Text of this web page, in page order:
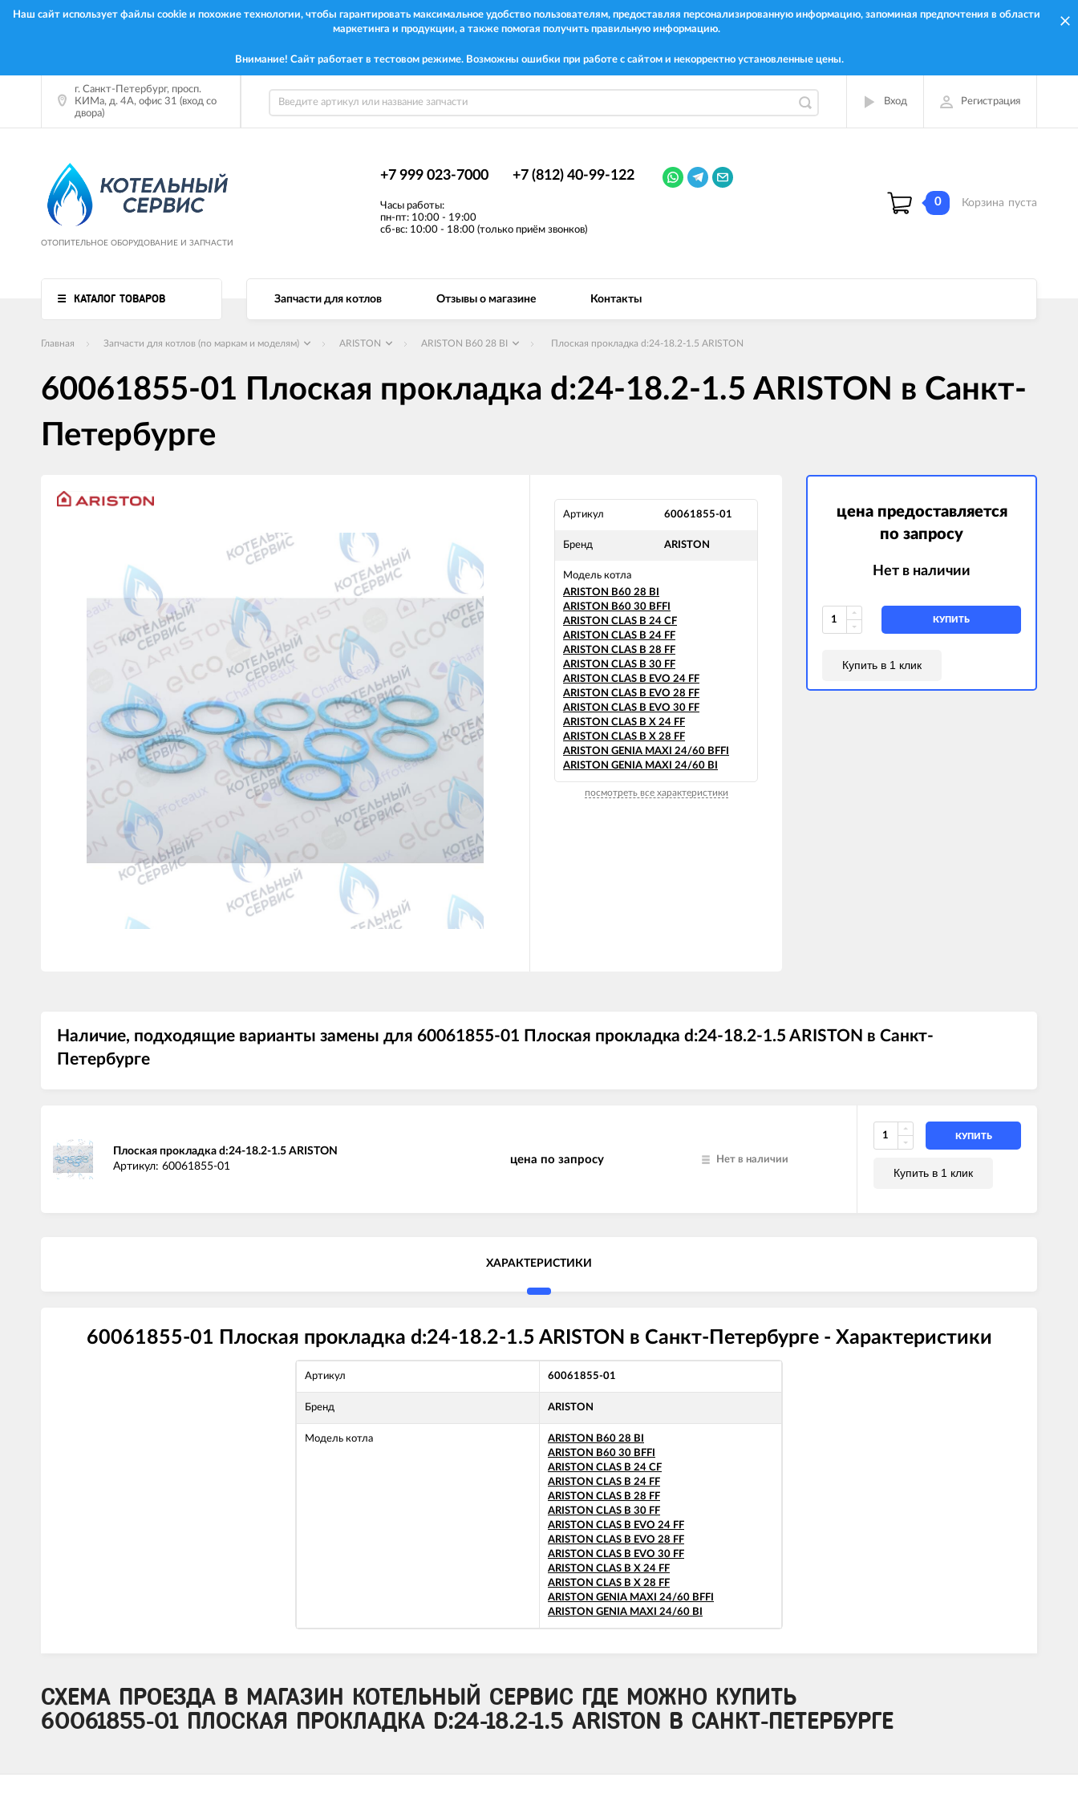
Наш сайт использует файлы cookie и похожие технологии, чтобы гарантировать максимальное удобство пользователям, предоставляя персонализированную информацию, запоминая предпочтения в области
маркетинга и продукции, а также помогая получить правильную информацию.
Внимание! Сайт работает в тестовом режиме. Возможны ошибки при работе с сайтом и некорректно установленные цены.
г. Санкт-Петербург, просп.
КИМа, д. 4А, офис 31 (вход со
двора)
Вход Регистрация
ОТОПИТЕЛЬНОЕ ОБОРУДОВАНИЕ И ЗАПЧАСТИ
+7 999 023-7000 +7 (812) 40-99-122
Часы работы:
пн-пт: 10:00 - 19:00
сб-вс: 10:00 - 18:00 (только приём звонков)
0 Корзина пуста
КАТАЛОГ ТОВАРОВ Запчасти для котлов Отзывы о магазине Контакты
Главная Запчасти для котлов (по маркам и моделям) ARISTON ARISTON B60 28 BI Плоская прокладка d:24-18.2-1.5 ARISTON
60061855-01 Плоская прокладка d:24-18.2-1.5 ARISTON в Санкт-
Петербурге
товаров
Артикул 60061855-01
Бренд ARISTON
Модель котла
ARISTON B60 28 BI
ARISTON B60 30 BFFI
ARISTON CLAS B 24 CF
ARISTON CLAS B 24 FF
ARISTON CLAS B 28 FF
ARISTON CLAS B 30 FF
ARISTON CLAS B EVO 24 FF
ARISTON CLAS B EVO 28 FF
ARISTON CLAS B EVO 30 FF
ARISTON CLAS B X 24 FF
ARISTON CLAS B X 28 FF
ARISTON GENIA MAXI 24/60 BFFI
ARISTON GENIA MAXI 24/60 BI
посмотреть все характеристики
цена предоставляется
по запросу
Нет в наличии
КУПИТЬ
Купить в 1 клик
Наличие, подходящие варианты замены для 60061855-01 Плоская прокладка d:24-18.2-1.5 ARISTON в Санкт-
Петербурге
Плоская прокладка d:24-18.2-1.5 ARISTON
Артикул: 60061855-01
цена по запросу Нет в наличии
КУПИТЬ
Купить в 1 клик
ХАРАКТЕРИСТИКИ
60061855-01 Плоская прокладка d:24-18.2-1.5 ARISTON в Санкт-Петербурге - Характеристики
Артикул 60061855-01
Бренд ARISTON
Модель котла
ARISTON B60 28 BI
ARISTON B60 30 BFFI
ARISTON CLAS B 24 CF
ARISTON CLAS B 24 FF
ARISTON CLAS B 28 FF
ARISTON CLAS B 30 FF
ARISTON CLAS B EVO 24 FF
ARISTON CLAS B EVO 28 FF
ARISTON CLAS B EVO 30 FF
ARISTON CLAS B X 24 FF
ARISTON CLAS B X 28 FF
ARISTON GENIA MAXI 24/60 BFFI
ARISTON GENIA MAXI 24/60 BI
СХЕМА ПРОЕЗДА В МАГАЗИН КОТЕЛЬНЫЙ СЕРВИС ГДЕ МОЖНО КУПИТЬ
60061855-01 ПЛОСКАЯ ПРОКЛАДКА D:24-18.2-1.5 ARISTON В САНКТ-ПЕТЕРБУРГЕ